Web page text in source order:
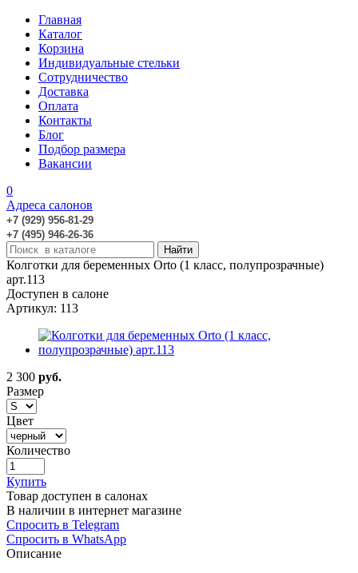
Главная
Каталог
Корзина
Индивидуальные стельки
Сотрудничество
Доставка
Оплата
Контакты
Блог
Подбор размера
Вакансии
0
Адреса салонов
+7 (929) 956-81-29
+7 (495) 946-26-36
Колготки для беременных Orto (1 класс, полупрозрачные)
арт.113
Доступен в салоне
Артикул: 113
2 300 руб.
Размер
Цвет
Количество
Купить
Товар доступен в салонах
В наличии в интернет магазине
Спросить в Telegram
Спросить в WhatsApp
Описание